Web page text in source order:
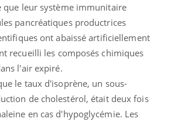
que leur système immunitaire
pancréatiques productrices
ont abaissé artificiellement
recueilli les composés chimiques
l'air expiré.
le taux d'isoprène, un sous-
de cholestérol, était deux fois
en cas d'hypoglycémie. Les